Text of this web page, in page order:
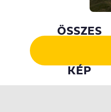
ÖSSZES
KÉP